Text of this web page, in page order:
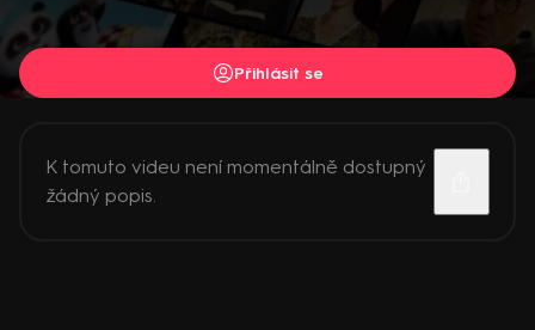
Přihlásit se
K tomuto videu není momentálně dostupný
žádný popis.